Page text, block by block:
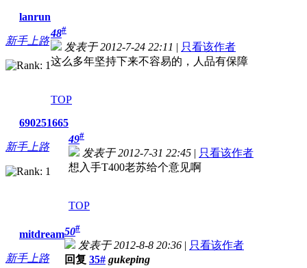
lanrun
新手上路
48#
发表于 2012-7-24 22:11 | 只看该作者
这么多年坚持下来不容易的，人品有保障
TOP
690251665
新手上路
49#
发表于 2012-7-31 22:45 | 只看该作者
想入手T400老苏给个意见啊
TOP
mitdream
新手上路
50#
发表于 2012-8-8 20:36 | 只看该作者
回复 35# gukeping